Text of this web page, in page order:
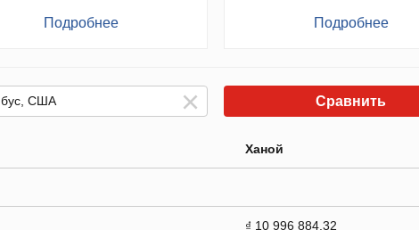
Подробнее Подробнее
Сравнить
Ханой
₫ 10 996 884.32